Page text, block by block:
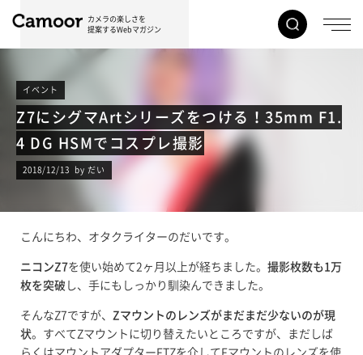
カメラの楽しさを
提案するWebマガジン
イベント
Z7にシグマArtシリーズをつける！35mm F1.
4 DG HSMでコスプレ撮影
2018/12/13 by だい
こんにちわ、オタクライターのだいです。
ニコンZ7を使い始めて2ヶ月以上が経ちました。 撮影枚数も1万
枚を突破 し、手にもしっかり馴染んできました。
そんなZ7ですが、 Zマウントのレンズがまだまだ少ないのが現
状。すべてZマウントに切り替えたいところですが、まだしば
らくはマウントアダプターFTZを介してFマウントのレンズを使